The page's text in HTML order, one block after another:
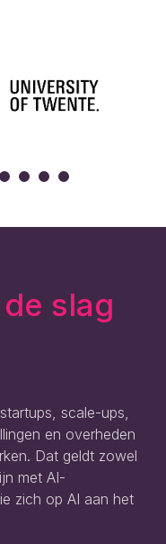
slag
scale-ups,
en overheden
Dat geldt zowel
met AI-
zich op AI aan het